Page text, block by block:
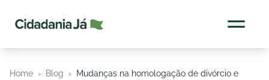
Home › Blog ›
Mudanças na homologação de divórcio e